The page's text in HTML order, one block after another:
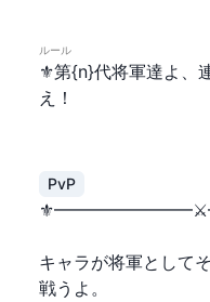
ルール
⚜️第{n}代将軍達よ、
え！
PvP
キャラが将軍として
戦うよ。